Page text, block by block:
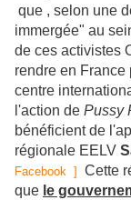
que , selon une
immergée" au
de ces activistes
rendre en
centre
l'action de Pussy
bénéficient de
régionale EELV
Facebook ]
Cette
que le